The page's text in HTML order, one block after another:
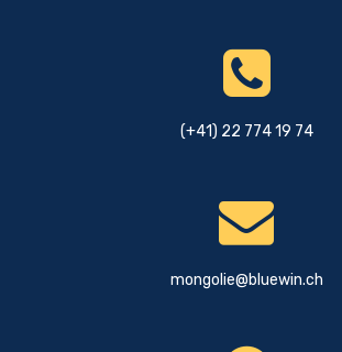
(+41) 22 774 19 74
mongolie@bluewin.ch